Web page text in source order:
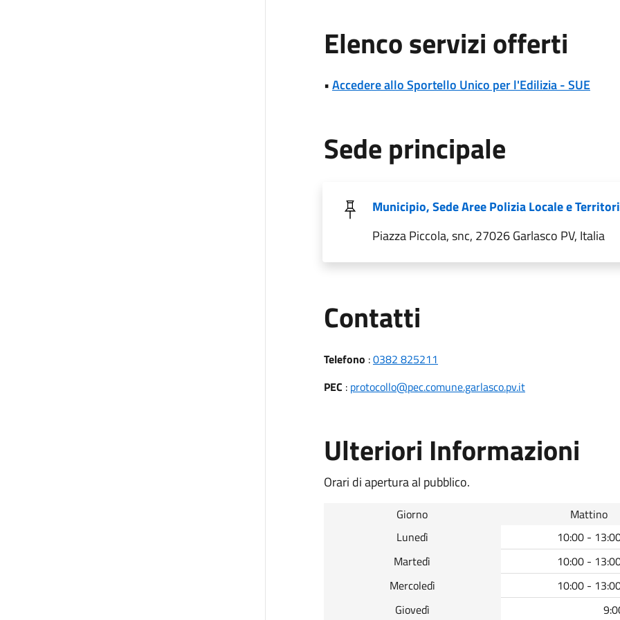
Elenco servizi offerti
•Accedere allo Sportello Unico per l'Edilizia - SUE
Sede principale
Municipio, Sede Aree Polizia Locale e
Piazza Piccola, snc, 27026 Garlasco PV, Italia
Contatti
Telefono :0382 825211
PEC : protocollo@pec.comune.garlasco.pv.it
Ulteriori Informazioni
Orari di apertura al pubblico.
Giorno
Mattino
Lunedì
10:00 -
Martedì
10:00 -
Mercoledì
10:00 -
Giovedì